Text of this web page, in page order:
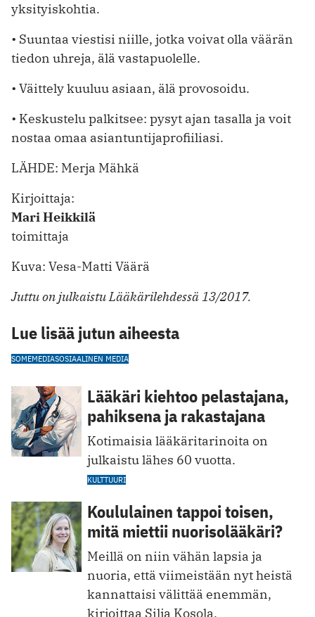
yksityiskohtia.
• Suuntaa viestisi niille, jotka voivat olla väärän
tiedon uhreja, älä vastapuolelle.
• Väittely kuuluu asiaan, älä provosoidu.
• Keskustelu palkitsee: pysyt ajan tasalla ja voit
nostaa omaa asiantuntija­profiiliasi.
LÄHDE: Merja Mähkä
Kirjoittaja:
Mari Heikkilä
toimittaja
Kuva: Vesa-Matti Väärä
Juttu on julkaistu Lääkärilehdessä 13/2017.
Lue lisää jutun aiheesta
SOMEMEDIASOSIAALINEN MEDIA
Lääkäri kiehtoo pelastajana,
pahiksena ja rakastajana
Kotimaisia lääkäritarinoita on
julkaistu lähes 60 vuotta.
KULTTUURI
Koululainen tappoi toisen,
mitä miettii nuorisolääkäri?
Meillä on niin vähän lapsia ja
nuoria, että viimeistään nyt heistä
kannattaisi välittää enemmän,
kirjoittaa Silja Kosola.